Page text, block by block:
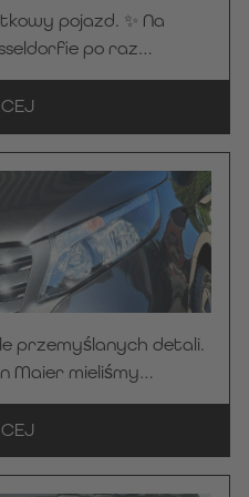
pojazd. ✨ Na
po raz
ten model Samochód
V
czarnym
wzbudził
pogrzebowego Streidt –
pojazd ma w
codziennej
zaszczyt oficjalnie
pojazd Samochód
zaufanie okazane
Życzymy
jazdy!
przemyślanych detali.
Maier mieliśmy
przekazać model „
oparty na Mercedes-
w kolorze
atrakcją jest